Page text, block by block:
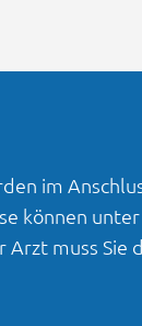
im
können
Arzt muss Sie